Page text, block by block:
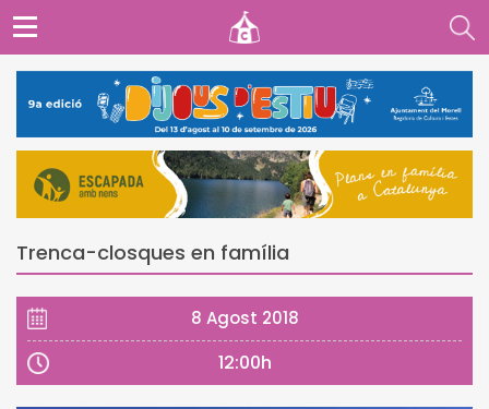
Trenca-closques en família
8 Agost 2018
12:00h